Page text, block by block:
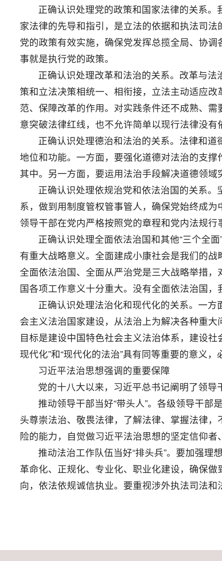
正确认识处理党的政策和国家法律的关系
家法律的先导和指引，是立法的依据和执法司
党的政策有效实施，确保党发挥总揽全局、协
事就是执行党的政策。
正确认识处理改革和法治的关系。改革与
策和立法决策相统一、相衔接，立法主动适应
范、保障改革的作用。对实践条件还不成熟、
意突破法律红线，也不允许简单以现行法律没有
正确认识处理德治和法治的关系。法律和
地位和功能。一方面，要强化道德对法治的支
其中。另一方面，要运用法治手段解决道德领
正确认识处理依规治党和依法治国的关系
系，做到用制度管权管事管人，确保党始终成
领导干部在党内严格按照党的章程和党内法规
正确认识处理全面依法治国和其他“三个全
有重大战略意义。全面建成小康社会是我们的
全面依法治国、全面从严治党是三大战略举措
国各项工作意义十分重大。没有全面依法治国
正确认识处理法治化和现代化的关系。一
会主义法治国家建设，从法治上为解决各种重
目标是建设中国特色社会主义法治体系，建设
现代化”和“现代化的法治”具有同等重要的意义
习近平法治思想强调的重要保障
党的十八大以来，习近平总书记阐明了领
推动领导干部当好“带头人”。各级领导干部
头尊崇法治、敬畏法律，了解法律、掌握法律
险的能力，自觉做习近平法治思想的坚定信仰
推动法治工作队伍当好“排头兵”。要加强
革命化、正规化、专业化、职业化建设，确保
向，依法依规诚信执业。要重视涉外执法司法